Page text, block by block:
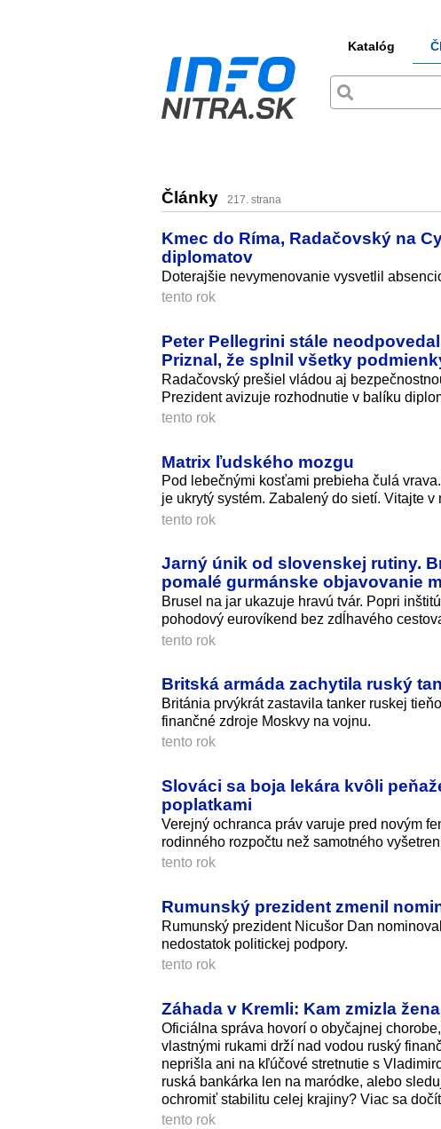
Katalóg
Články 217. strana
Kmec do Ríma, Radačovský na
diplomatov
Doterajšie nevymenovanie vysvetlil
tento rok
Peter Pellegrini stále
Priznal, že splnil všetky
Radačovský prešiel vládou aj
Prezident avizuje rozhodnutie v balíku
tento rok
Matrix ľudského mozgu
Pod lebečnými kosťami prebieha čulá
je ukrytý systém. Zabalený do sietí. Vitajte
tento rok
Jarný únik od slovenskej rutiny.
pomalé gurmánske objavovanie
Brusel na jar ukazuje hravú tvár. Popri
pohodový eurovíkend bez zdĺhavého
tento rok
Britská armáda zachytila ruský
Británia prvýkrát zastavila tanker ruskej
finančné zdroje Moskvy na vojnu.
tento rok
Slováci sa boja lekára kvôli
poplatkami
Verejný ochranca práv varuje pred novým
rodinného rozpočtu než samotného
tento rok
Rumunský prezident zmenil
Rumunský prezident Nicušor Dan
nedostatok politickej podpory.
tento rok
Záhada v Kremli: Kam zmizla
Oficiálna správa hovorí o obyčajnej
vlastnými rukami drží nad vodou ruský
neprišla ani na kľúčové stretnutie s
ruská bankárka len na maródke, alebo
ochromiť stabilitu celej krajiny? Viac sa
tento rok